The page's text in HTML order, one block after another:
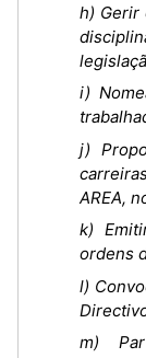
h) Gerir
i)
j)
AREA,
k)
ordens
l)
m)